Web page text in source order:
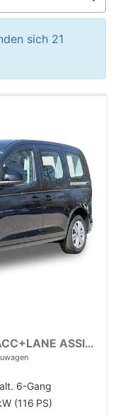
sich 21
Trend NEUES MODELL+PDC+ACC+LANE ASSIST
6-Gang
(116 PS)